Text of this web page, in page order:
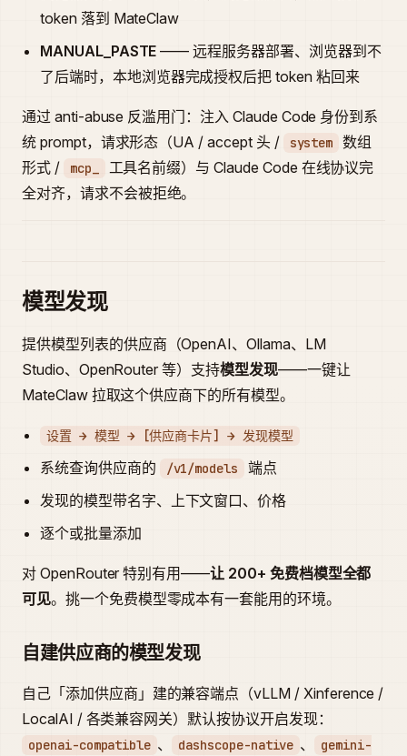
token 落到 MateClaw
MANUAL_PASTE —— 远程服务器部署、浏览器到不
了后端时，本地浏览器完成授权后把 token 粘回来
通过 anti-abuse 反滥用门：注入 Claude Code 身份到系
统 prompt，请求形态（UA / accept 头 /
system
数组
形式 /
mcp_
工具名前缀）与 Claude Code 在线协议完
全对齐，请求不会被拒绝。
模型发现
提供模型列表的供应商（OpenAI、Ollama、LM
Studio、OpenRouter 等）支持模型发现——一键让
MateClaw 拉取这个供应商下的所有模型。
设置 → 模型 → [供应商卡片] → 发现模型
系统查询供应商的 /v1/models
端点
发现的模型带名字、上下文窗口、价格
逐个或批量添加
对 OpenRouter 特别有用——让 200+ 免费档模型全都
可见。挑一个免费模型零成本有一套能用的环境。
自建供应商的模型发现
自己「添加供应商」建的兼容端点（vLLM / Xinference /
LocalAI / 各类兼容网关）默认按协议开启发现：
openai-compatible 、 dashscope-native 、
gemini-